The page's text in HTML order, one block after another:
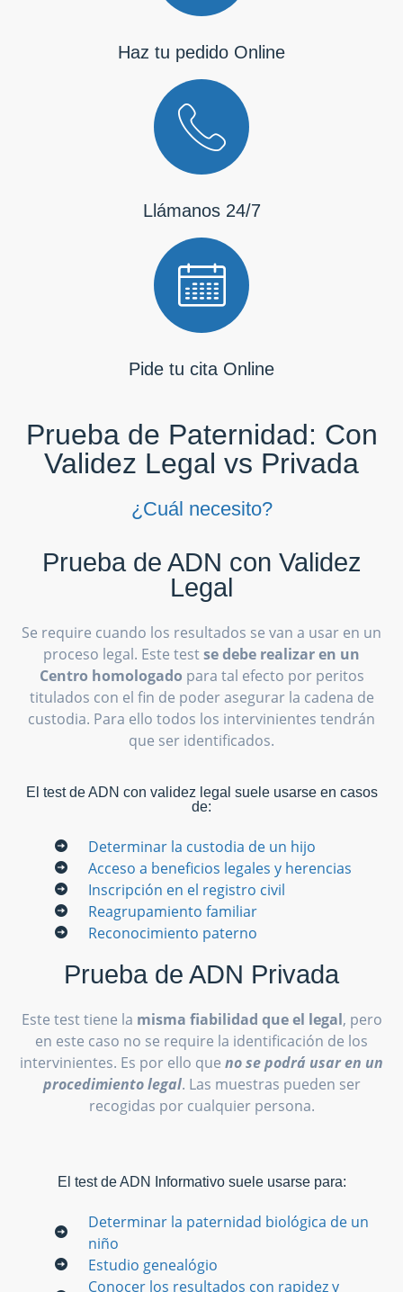
Haz tu pedido Online
Llámanos 24/7
Pide tu cita Online
Prueba de Paternidad: Con
Validez Legal vs Privada
¿Cuál necesito?
Prueba de ADN con Validez
Legal
Se require cuando los resultados se van a usar en un
proceso legal. Este testse debe realizar en un
Centro homologado para tal efecto por peritos
titulados con el fin de poder asegurar la cadena de
custodia. Para ello todos los intervinientes tendrán
que ser identificados.
El test de ADN con validez legal suele usarse en casos
de:
Determinar la custodia de un hijo
Acceso a beneficios legales y herencias
Inscripción en el registro civil
Reagrupamiento familiar
Reconocimiento paterno
Prueba de ADN Privada
Este test tiene la misma fiabilidad que el legal, pero
en este caso no se require la identificación de los
intervinientes. Es por ello que no se podrá usar en un
procedimiento legal. Las muestras pueden ser
recogidas por cualquier persona.
El test de ADN Informativo suele usarse para:
Determinar la paternidad biológica de un
niño
Estudio genealógio
Conocer los resultados con rapidez y